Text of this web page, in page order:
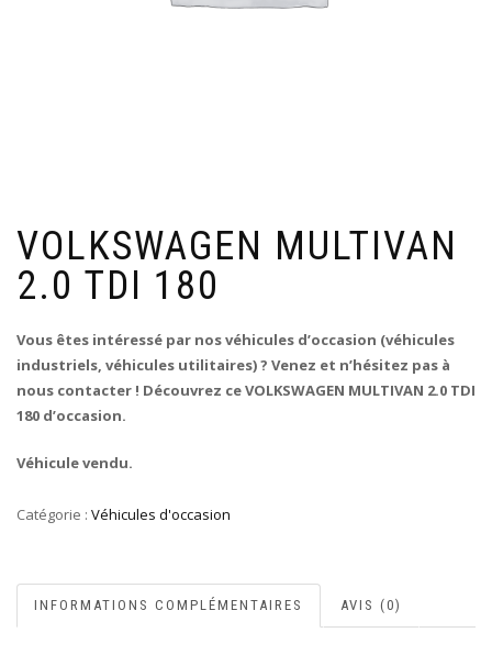
VOLKSWAGEN MULTIVAN
2.0 TDI 180
Vous êtes intéressé par nos véhicules d’occasion (véhicules
industriels, véhicules utilitaires) ? Venez et n’hésitez pas à
nous contacter ! Découvrez ce VOLKSWAGEN MULTIVAN 2.0 TDI
180 d’occasion.
Véhicule vendu.
Catégorie : Véhicules d'occasion
INFORMATIONS COMPLÉMENTAIRES AVIS (0)